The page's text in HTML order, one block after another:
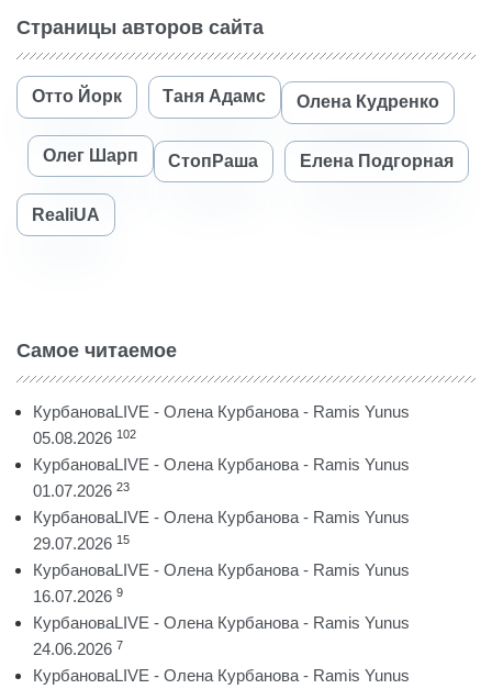
Страницы авторов сайта
Отто Йорк Таня Адамс Олена Кудренко
Олег Шарп СтопРаша Елена Подгорная
RealiUA
Самое читаемое
КурбановаLIVE - Олена Курбанова - Ramis Yunus
05.08.2026 102
КурбановаLIVE - Олена Курбанова - Ramis Yunus
01.07.2026 23
КурбановаLIVE - Олена Курбанова - Ramis Yunus
29.07.2026 15
КурбановаLIVE - Олена Курбанова - Ramis Yunus
16.07.2026 9
КурбановаLIVE - Олена Курбанова - Ramis Yunus
24.06.2026 7
КурбановаLIVE - Олена Курбанова - Ramis Yunus